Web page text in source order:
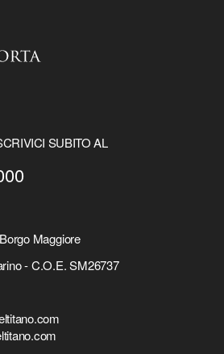
SUBITO AL
Maggiore
- C.O.E. SM26737